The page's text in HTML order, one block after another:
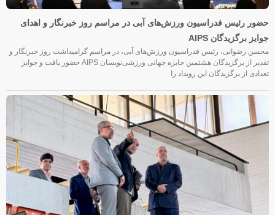
حضور رئیس فدراسیون ورزش‌های آبی در مراسم روز خبرنگار و اهدای
جوایز برگزیدگان AIPS
محسن رضوانی، رئیس فدراسیون ورزش‌های آبی، در مراسم گرامیداشت روز خبرنگار و
تقدیر از برگزیدگان هشتمین جایزه جهانی ورزشی‌نویسان AIPS حضور یافت و جوایز
تعدادی از برگزیدگان این رویداد را